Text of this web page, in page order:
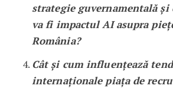
strategie guvernamentală și
va fi impactul AI asupra
România?
Cât și cum influențează
internaționale piața de